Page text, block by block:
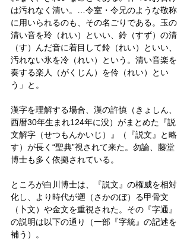
は汚れなく清い。…令室・令兄のような敬称
に用いられるのも、その名ごりである。玉の
清い音を玲（れい）といい、鈴（すず）の清
（す）んだ音に着目して鈴（れい）といい、
汚れない氷を冷（れい）という。清い音楽を
奏する楽人（がくじん）を伶（れい）とい
う」と。
漢字を理解する場合、漢の許慎（きょしん、
西暦30年生まれ124年に没）がまとめた『説
文解字（せつもんかいじ）』（『説文』と略
す）が長く“聖典”視されて来た。勿論、藤堂
博士も多く依拠されている。
ところが白川博士は、『説文』の権威を相対
化し、より時代が遡（さかのぼ）る甲骨文
（卜文）や金文を重視された。その『字通』
の説明は以下の通り（一部『字統』の記述を
補う）。